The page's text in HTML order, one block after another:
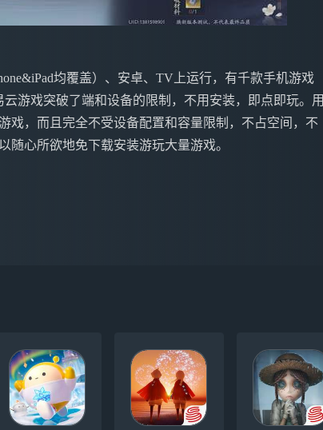
均覆盖）、安卓、TV上运行，有千款手机游戏
游戏突破了端和设备的限制，不用安装，即点即玩。用
戏，而且完全不受设备配置和容量限制，不占空间，不
随心所欲地免下载安装游玩大量游戏。